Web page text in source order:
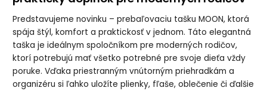
Predstavujeme novinku – prebaľovaciu tašku MOON, ktorá
spája štýl, komfort a praktickosť v jednom. Táto elegantná
taška je ideálnym spoločníkom pre moderných rodičov,
ktorí potrebujú mať všetko potrebné pre svoje dieťa vždy
poruke. Vďaka priestranným vnútorným priehradkám a
organizéru si ľahko uložíte plienky, fľaše, oblečenie či ďalšie